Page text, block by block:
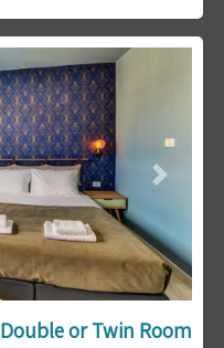
Next
Double or Twin Room